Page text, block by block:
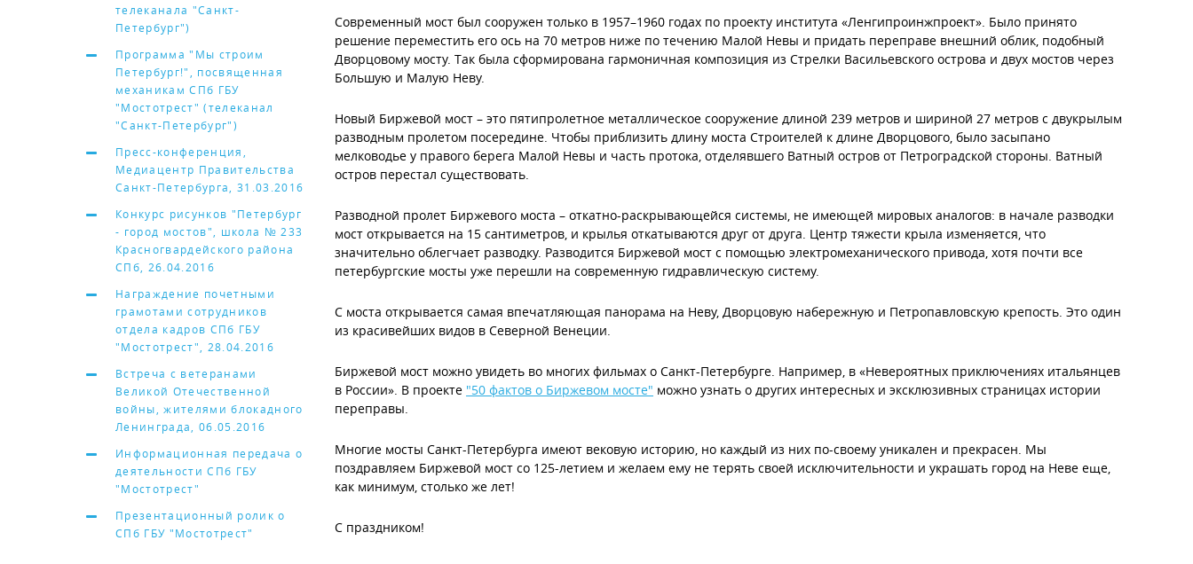
телеканала "Санкт-
Петербург")
Программа "Мы строим
Петербург!", посвященная
механикам СПб ГБУ
"Мостотрест" (телеканал
"Санкт-Петербург")
Пресс-конференция,
Медиацентр Правительства
Санкт-Петербурга, 31.03.2016
Конкурс рисунков "Петербург
- город мостов", школа № 233
Красногвардейского района
СПб, 26.04.2016
Награждение почетными
грамотами сотрудников
отдела кадров СПб ГБУ
"Мостотрест", 28.04.2016
Встреча с ветеранами
Великой Отечественной
войны, жителями блокадного
Ленинграда, 06.05.2016
Информационная передача о
деятельности СПб ГБУ
"Мостотрест"
Презентационный ролик о
СПб ГБУ "Мостотрест"
Современный мост был сооружен только в 1957–1960 годах по проекту института «Ленгипроинжпроект». Было принято
решение переместить его ось на 70 метров ниже по течению Малой Невы и придать переправе внешний облик, подобный
Дворцовому мосту. Так была сформирована гармоничная композиция из Стрелки Васильевского острова и двух мостов через
Большую и Малую Неву.
Новый Биржевой мост – это пятипролетное металлическое сооружение длиной 239 метров и шириной 27 метров с двукрылым
разводным пролетом посередине. Чтобы приблизить длину моста Строителей к длине Дворцового, было засыпано
мелководье у правого берега Малой Невы и часть протока, отделявшего Ватный остров от Петроградской стороны. Ватный
остров перестал существовать.
Разводной пролет Биржевого моста – откатно-раскрывающейся системы, не имеющей мировых аналогов: в начале разводки
мост открывается на 15 сантиметров, и крылья откатываются друг от друга. Центр тяжести крыла изменяется, что
значительно облегчает разводку. Разводится Биржевой мост с помощью электромеханического привода, хотя почти все
петербургские мосты уже перешли на современную гидравлическую систему.
С моста открывается самая впечатляющая панорама на Неву, Дворцовую набережную и Петропавловскую крепость. Это один
из красивейших видов в Северной Венеции.
Биржевой мост можно увидеть во многих фильмах о Санкт-Петербурге. Например, в «Невероятных приключениях итальянцев
в России». В проекте "50 фактов о Биржевом мосте" можно узнать о других интересных и эксклюзивных страницах истории
переправы.
Многие мосты Санкт-Петербурга имеют вековую историю, но каждый из них по-своему уникален и прекрасен. Мы
поздравляем Биржевой мост со 125-летием и желаем ему не терять своей исключительности и украшать город на Неве еще,
как минимум, столько же лет!
С праздником!